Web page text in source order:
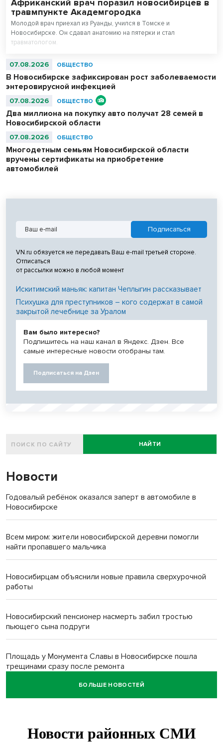
Африканский врач поразил новосибирцев в
травмпункте Академгородка
Молодой врач приехал из Руанды, учился в Томске и
Новосибирске. Он сдавал анатомию на пятерки и стал
травматологом.
07.08.2026 ОБЩЕСТВО
В Новосибирске зафиксирован рост заболеваемости
энтеровирусной инфекцией
07.08.2026 ОБЩЕСТВО
Два миллиона на покупку авто получат 28 семей в
Новосибирской области
07.08.2026 ОБЩЕСТВО
Многодетным семьям Новосибирской области
вручены сертификаты на приобретение
автомобилей
VN.ru обязуется не передавать Ваш e-mail третьей стороне.
Отписаться
от рассылки можно в любой момент
Искитимский маньяк: капитан Чеплыгин рассказывает
Психушка для преступников – кого содержат в самой
закрытой лечебнице за Уралом
Вам было интересно?
Подпишитесь на наш канал в Яндекс. Дзен. Все
самые интересные новости отобраны там.
Подписаться на Дзен
НАЙТИ
Новости
Годовалый ребёнок оказался заперт в автомобиле в
Новосибирске
Всем миром: жители новосибирской деревни помогли
найти пропавшего мальчика
Новосибирцам объяснили новые правила сверхурочной
работы
Новосибирский пенсионер насмерть забил тростью
пьющего сына подруги
Площадь у Монумента Славы в Новосибирске пошла
трещинами сразу после ремонта
БОЛЬШЕ НОВОСТЕЙ